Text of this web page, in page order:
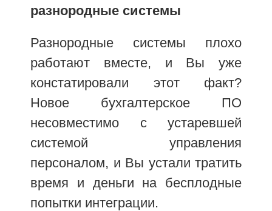
разнородные системы
Разнородные системы плохо
работают вместе, и Вы уже
констатировали этот факт?
Новое бухгалтерское ПО
несовместимо с устаревшей
системой управления
персоналом, и Вы устали тратить
время и деньги на бесплодные
попытки интеграции.